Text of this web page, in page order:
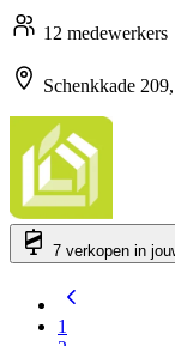
12 medewerkers
Schenkkade
7 verkopen in
1